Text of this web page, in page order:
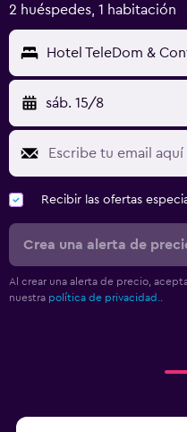
2 huéspedes, 1 habitación
Hotel TeleDom &
sáb. 15/8
Recibir las ofertas
Crea una alerta de
Al crear una alerta de precio,
nuestra política de privacidad.